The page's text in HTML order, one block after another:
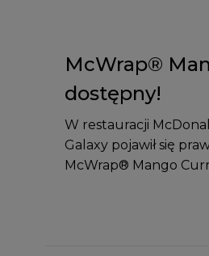
McWrap®
dostępny!
W restauracji
Galaxy pojawił się
McWrap® Mango